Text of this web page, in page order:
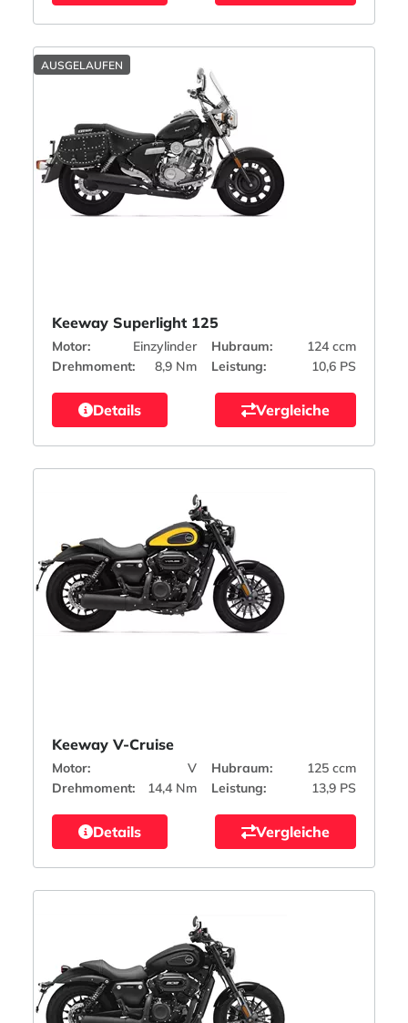
AUSGELAUFEN
Keeway Superlight 125
Motor: Einzylinder Hubraum:
124 ccm
Drehmoment:
8,9 Nm Leistung: 10,6 PS
Details Vergleiche
Keeway V-Cruise
Motor: V Hubraum:
125 ccm
Drehmoment:
14,4 Nm Leistung: 13,9 PS
Details Vergleiche